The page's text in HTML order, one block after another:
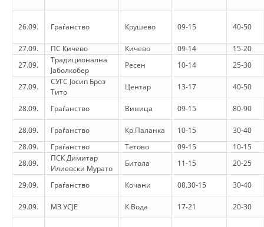
26.09. Граѓанство Крушево 09-15 40-50
27.09. ПС Кичево Кичево 09-14
15-20
27.09.
Традиционална
Јаболкобер
Ресен 10-14 25-30
27.09.
СУГС Јосип Броз
Тито
Центар 13-17 40-50
28.09. Граѓанство Виница 09-15 80-90
28.09. Граѓанство Кр.Паланка 10-15
30-40
28.09.
Граѓанство Тетово 09-15
10-15
28.09.
ПСК Димитар
Илиевски Мурато
Битола 11-15 20-25
29.09. Граѓанство Кочани 08.30-15 30-40
29.09. МЗ УСЈЕ К.Вода 17-21 20-30